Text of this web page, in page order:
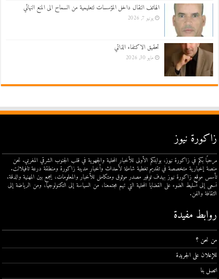
الهاتف النقال داخل المؤسسات لتعليمية من السماح الى المنع النهائي
يونيو 7, 2026
تحقيق الاكتفاء الذاتي
مايو 30, 2026
زاكورة نيوز
مرحبًا بكم في زاكورة نيوز، بوابتكم الأولى للأخبار المحلية والجهوية في قلب الجنوب الشرقي المغربي. نحن
منصة إخبارية متخصصة في تقديم تغطية شاملة لأحداث وأخبار مدينة زاكورة ومنطقة درعة تافيلالت.
تأسس موقع زاكورة نيوز بهدف توفير مصدر موثوق ومتكامل للأخبار والمعلومات، يجمع بين المهنية والدقة.
نسعى إلى تسليط الضوء على القضايا المحلية التي تهم مجتمعنا، من السياسة إلى التكنولوجيا، ومن الرياضة إلى
الثقافة والفن.
روابط مفيدة
من نحن ؟
للإعلان على الجريدة
اتصل بنا